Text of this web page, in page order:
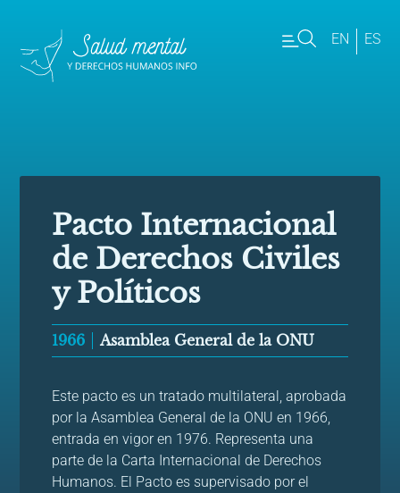
EN ES
Pacto Internacional
de Derechos Civiles
y Políticos
1966 Asamblea General de la ONU
Este pacto es un tratado multilateral, aprobada
por la Asamblea General de la ONU en 1966,
entrada en vigor en 1976. Representa una
parte de la Carta Internacional de Derechos
Humanos. El Pacto es supervisado por el